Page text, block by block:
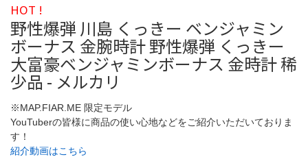
HOT !
野性爆弾 川島 くっきー ベンジャミン
ボーナス 金腕時計 野性爆弾 くっきー
大富豪ベンジャミンボーナス 金時計 稀
少品 - メルカリ
※MAP.FIAR.ME 限定モデル
YouTuberの皆様に商品の使い心地などをご紹介いただいておりま
す！
紹介動画はこちら